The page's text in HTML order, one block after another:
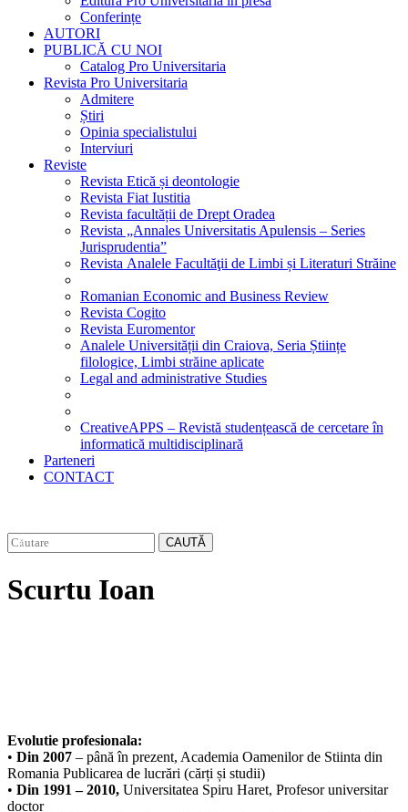
Conferințe
AUTORI
PUBLICĂ CU NOI
Catalog Pro Universitaria
Revista Pro Universitaria
Admitere
Știri
Opinia specialistului
Interviuri
Reviste
Revista Etică și deontologie
Revista Fiat Iustitia
Revista facultății de Drept Oradea
Revista „Annales Universitatis Apulensis – Series
Jurisprudentia”
Revista Analele Facultăţii de Limbi și Literaturi Străine
Romanian Economic and Business Review
Revista Cogito
Revista Euromentor
Analele Universității din Craiova, Seria Științe
filologice, Limbi străine aplicate
Legal and administrative Studies
CreativeAPPS – Revistă studențească de cercetare în
informatică multidisciplinară
Parteneri
CONTACT
CAUTĂ
Scurtu Ioan
Evolutie profesionala:
• Din 2007 – până în prezent, Academia Oamenilor de Stiinta din
Romania Publicarea de lucrări (cărți și studii)
• Din 1991 – 2010, Universitatea Spiru Haret, Profesor universitar
doctor